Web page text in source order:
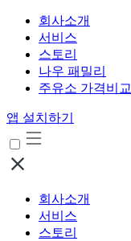
회사소개
서비스
스토리
나우 패밀리
주유소 가격비교
앱 설치하기
회사소개
서비스
스토리